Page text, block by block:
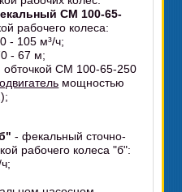
СМ 100-65-
рабочего колеса:
- 105 м³/ч;
- 67 м;
обточкой СМ 100-65-250
мощностью
- фекальный сточно-
рабочего колеса "б":